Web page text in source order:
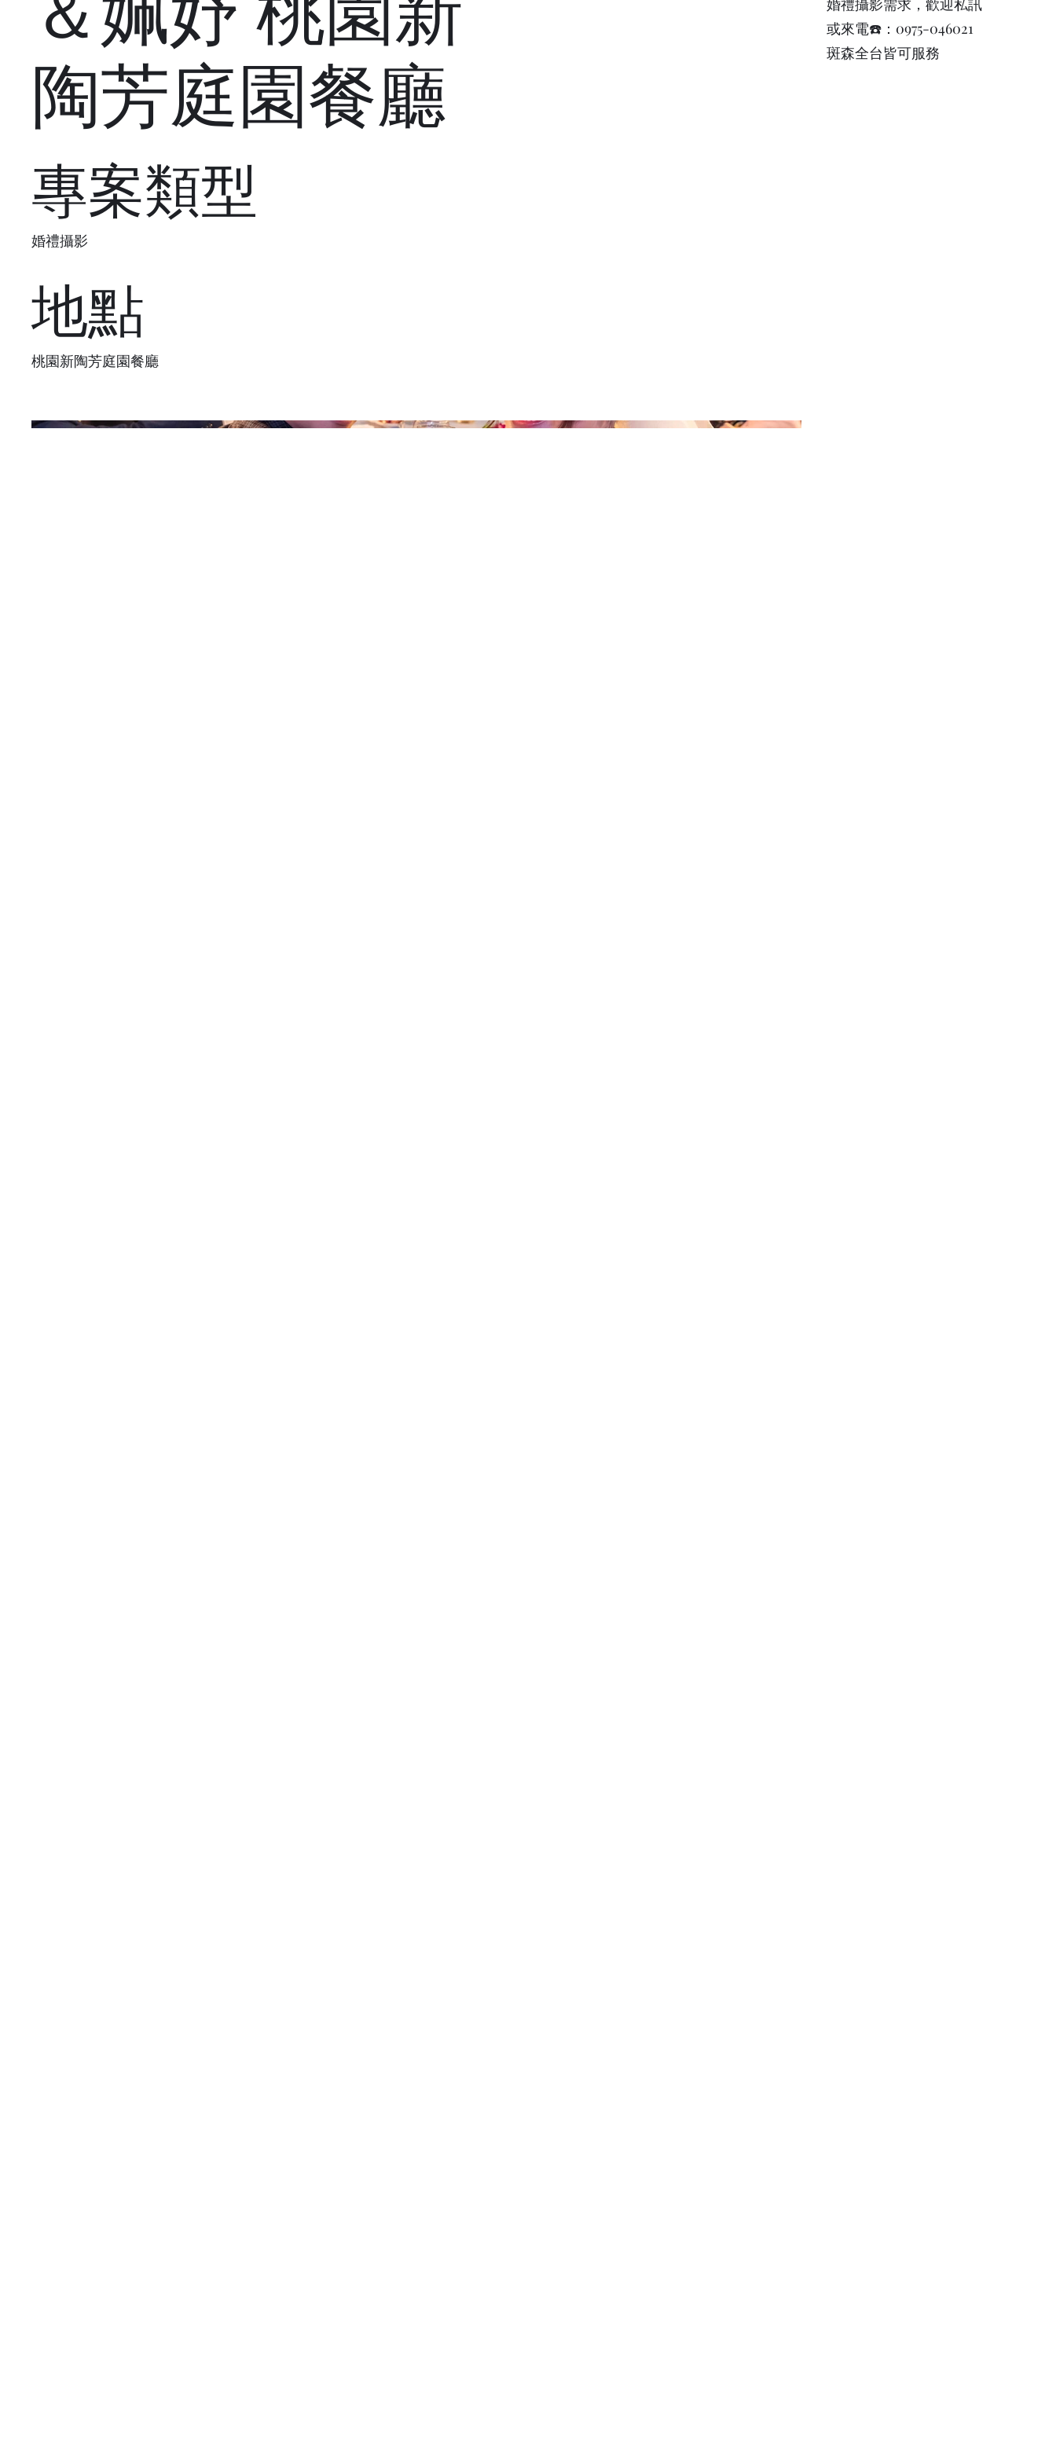
陶芳庭園餐廳
專案類型
婚禮攝影
地點
桃園新陶芳庭園餐廳
婚禮攝影需求，歡迎私訊
或來電☎️：0975-046021
斑森全台皆可服務